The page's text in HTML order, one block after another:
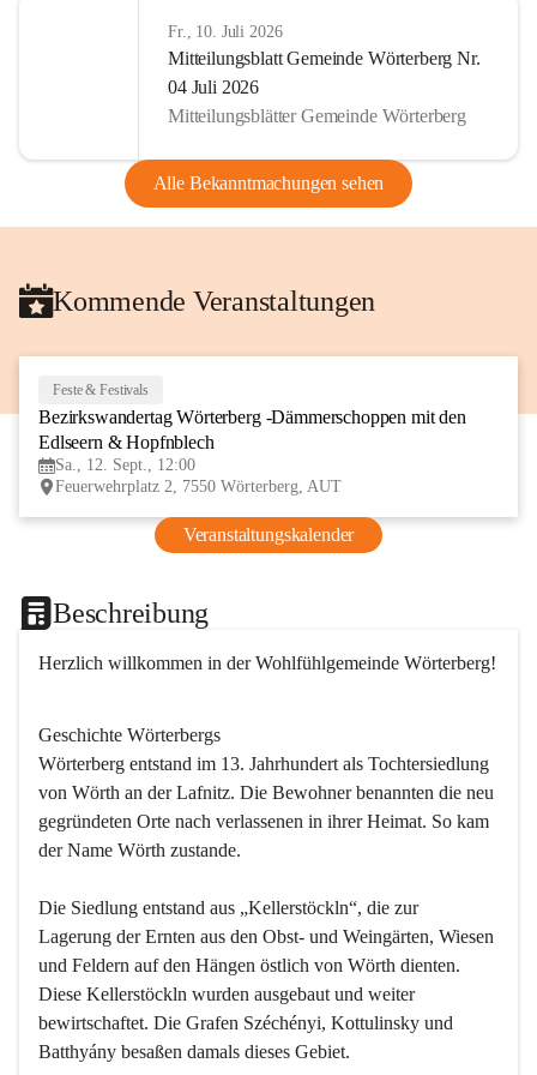
Fr., 10. Juli 2026
Mitteilungsblatt Gemeinde Wörterberg Nr.
04 Juli 2026
Mitteilungsblätter Gemeinde Wörterberg
Alle Bekanntmachungen sehen
Kommende Veranstaltungen
Feste & Festivals
Bezirkswandertag Wörterberg -Dämmerschoppen mit den
Edlseern & Hopfnblech
Sa., 12. Sept., 12:00
Feuerwehrplatz 2, 7550 Wörterberg, AUT
Veranstaltungskalender
Beschreibung
Herzlich willkommen in der Wohlfühlgemeinde Wörterberg!
Geschichte Wörterbergs
Wörterberg entstand im 13. Jahrhundert als Tochtersiedlung
von Wörth an der Lafnitz. Die Bewohner benannten die neu
gegründeten Orte nach verlassenen in ihrer Heimat. So kam
der Name Wörth zustande.
Die Siedlung entstand aus „Kellerstöckln“, die zur
Lagerung der Ernten aus den Obst- und Weingärten, Wiesen
und Feldern auf den Hängen östlich von Wörth dienten.
Diese Kellerstöckln wurden ausgebaut und weiter
bewirtschaftet. Die Grafen Széchényi, Kottulinsky und
Batthyány besaßen damals dieses Gebiet.